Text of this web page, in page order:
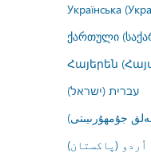
Українська
ქართული
Հայերեն
עברית (ישראל)
جۇمھۇرىيىتى)
اُردو (پاکستان)